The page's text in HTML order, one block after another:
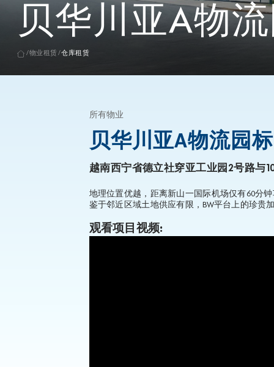
贝华川亚A物
物业租赁 仓库租赁
所有物业
贝华川亚A物流园
越南西宁省德立社穿亚工业园2号路与
地理位置优越，距离新山一国际机场仅有60分
鉴于邻近区域土地供应有限，BW平台上的珍贵
观看项目视频: